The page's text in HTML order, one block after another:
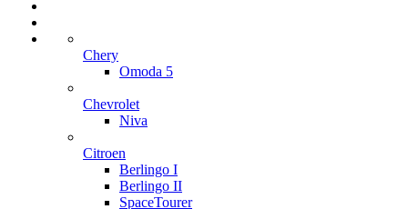
Chery
Omoda 5
Chevrolet
Niva
Citroen
Berlingo I
Berlingo II
SpaceTourer